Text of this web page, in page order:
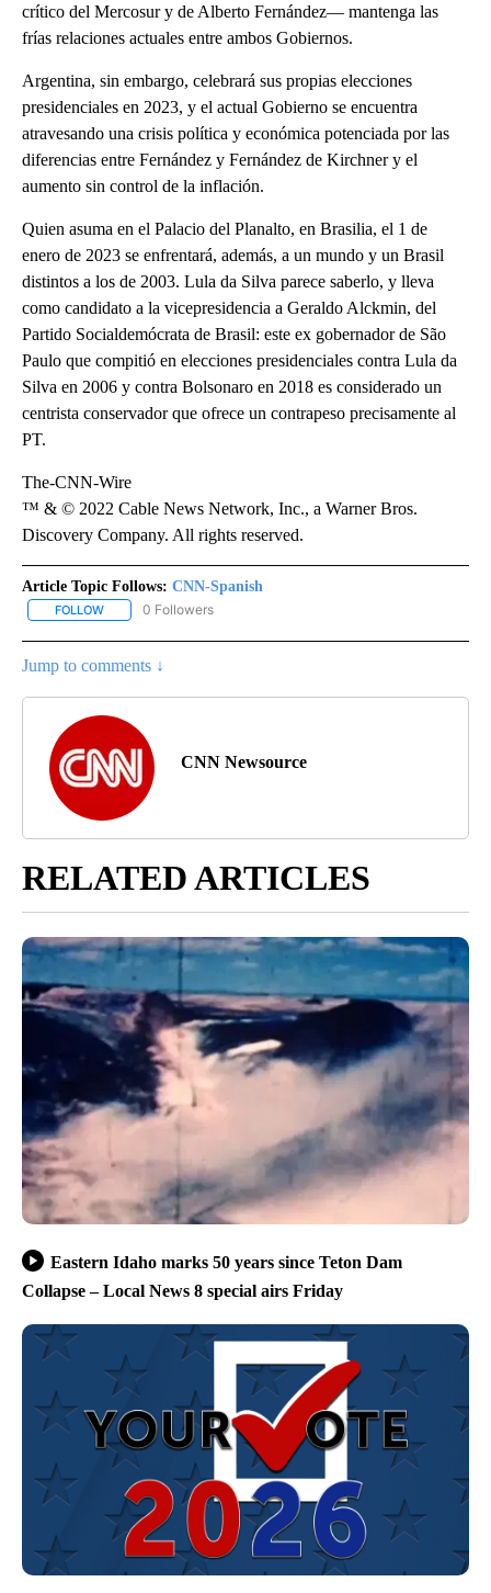
crítico del Mercosur y de Alberto Fernández— mantenga las
frías relaciones actuales entre ambos Gobiernos.
Argentina, sin embargo, celebrará sus propias elecciones
presidenciales en 2023, y el actual Gobierno se encuentra
atravesando una crisis política y económica potenciada por las
diferencias entre Fernández y Fernández de Kirchner y el
aumento sin control de la inflación.
Quien asuma en el Palacio del Planalto, en Brasilia, el 1 de
enero de 2023 se enfrentará, además, a un mundo y un Brasil
distintos a los de 2003. Lula da Silva parece saberlo, y lleva
como candidato a la vicepresidencia a Geraldo Alckmin, del
Partido Socialdemócrata de Brasil: este ex gobernador de São
Paulo que compitió en elecciones presidenciales contra Lula da
Silva en 2006 y contra Bolsonaro en 2018 es considerado un
centrista conservador que ofrece un contrapeso precisamente al
PT.
The-CNN-Wire
™ & © 2022 Cable News Network, Inc., a Warner Bros.
Discovery Company. All rights reserved.
Article Topic Follows: CNN-Spanish
FOLLOW FOLLOW "CNN-SPANISH" TO RECEIVE NOTIFICATIONS ABOUT
0 Followers
Jump to comments ↓
CNN Newsource
RELATED ARTICLES
Eastern Idaho marks 50 years since Teton Dam
Collapse – Local News 8 special airs Friday